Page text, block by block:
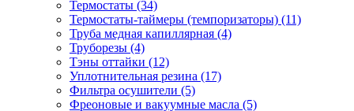
Термостаты (34)
Термостаты-таймеры (темпоризаторы) (11)
Труба медная капиллярная (4)
Труборезы (4)
Тэны оттайки (12)
Уплотнительная резина (17)
Фильтра осушители (5)
Фреоновые и вакуумные масла (5)